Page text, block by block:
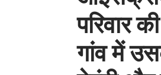
परिवार
गांव में